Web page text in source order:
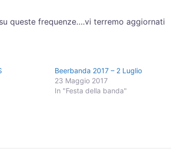
queste frequenze….vi terremo aggiornati
Beerbanda 2017 – 2 Luglio
23 Maggio 2017
In "Festa della banda"